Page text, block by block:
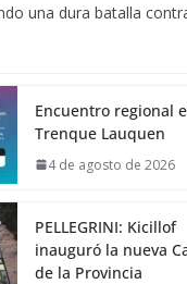
una dura batalla
Encuentro regional
Trenque Lauquen
4 de agosto de 2026
PELLEGRINI: Kicillof
inauguró la nueva
de la Provincia